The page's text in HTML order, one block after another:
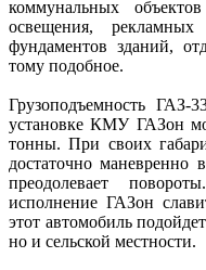
коммунальных
освещения,
фундаментов зданий,
тому подобное.
Грузоподъемность ГАЗ-
установке КМУ ГАЗон
тонны. При своих
достаточно маневренно
преодолевает
исполнение ГАЗон
этот автомобиль
но и сельской местности.